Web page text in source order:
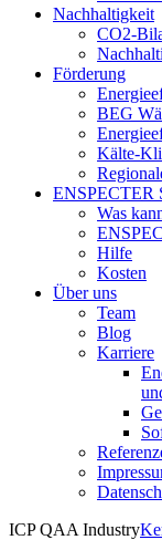
Nachhaltigkeit
CO2-
Förderung
BEG
Kälte-
ENSPECTER
Was
Hilfe
Kosten
Über uns
Team
Blog
Karriere
ICP QAA Industry